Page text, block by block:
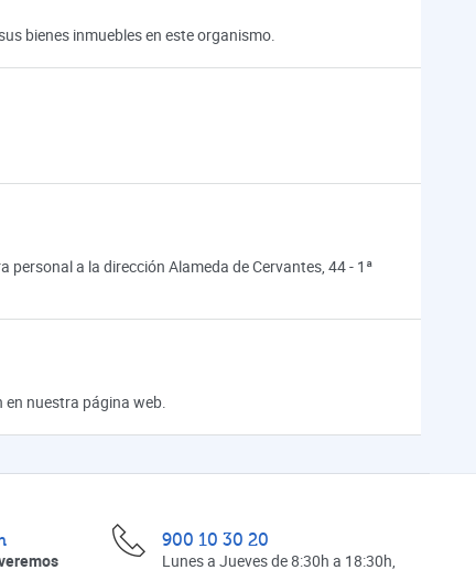
bienes inmuebles en este organismo.
a la dirección Alameda de Cervantes, 44 - 1ª
en nuestra página web.
900 10 30 20
Lunes a Jueves de 8:30h a 18:30h,